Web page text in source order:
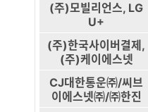
(주)모빌리언스, LG
U+
(주)한국사이버결제,
(주)케이에스넷
CJ대한통운㈜/씨브
이에스넷㈜/㈜한진